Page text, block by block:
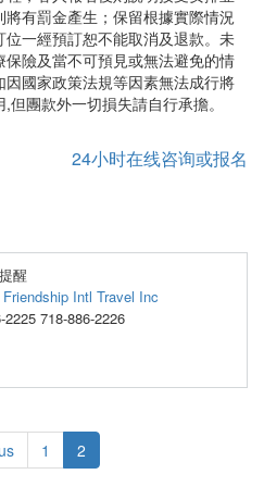
有罰金產生；保留根據實際情況
一經預訂恕不能取消及退款。未
險及當不可預見或無法避免的情
國家政策法規等因素無法成行將
團款外一切損失請自行承擔。
24小时在线咨询或报名
醒
Intl Travel Inc
718-886-2226
1 2